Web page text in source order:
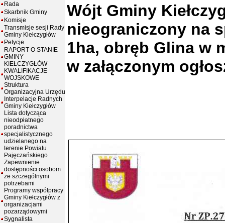
Rada
Skarbnik Gminy
Komisje
Transmisje sesji Rady
Gminy Kiełczygłów
Petycje
RAPORT O STANIE
GMINY
KIEŁCZYGŁÓW
KWALIFIKACJE
WOJSKOWE
Struktura
Organizacyjna Urzędu
Interpelacje Radnych
Gminy Kiełczygłów
Lista dotycząca
nieodpłatnego
poradnictwa
specjalistycznego
udzielanego na
terenie Powiatu
Pajęczańskiego
Zapewnienie
dostępności osobom
ze szczególnymi
potrzebami
Programy współpracy
Gminy Kiełczygłów z
organizacjami
pozarządowymi
Sygnalista
Wójt Gminy
nieograniczony na
1ha, obręb Glina w
w załączonym